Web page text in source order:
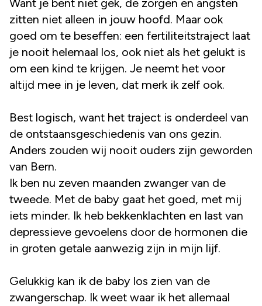
Want je bent niet gek, de zorgen en angsten
zitten niet alleen in jouw hoofd. Maar ook
goed om te beseffen: een fertiliteitstraject laat
je nooit helemaal los, ook niet als het gelukt is
om een kind te krijgen. Je neemt het voor
altijd mee in je leven, dat merk ik zelf ook.
Best logisch, want het traject is onderdeel van
de ontstaansgeschiedenis van ons gezin.
Anders zouden wij nooit ouders zijn geworden
van Bern.
Ik ben nu zeven maanden zwanger van de
tweede. Met de baby gaat het goed, met mij
iets minder. Ik heb bekkenklachten en last van
depressieve gevoelens door de hormonen die
in groten getale aanwezig zijn in mijn lijf.
Gelukkig kan ik de baby los zien van de
zwangerschap. Ik weet waar ik het allemaal